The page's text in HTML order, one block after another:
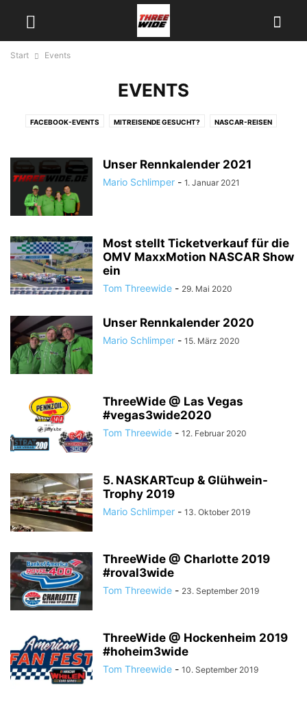
Start Events
EVENTS
FACEBOOK-EVENTS MITREISENDE GESUCHT? NASCAR-REISEN
Unser Rennkalender 2021
Mario Schlimper - 1. Januar 2021
Most stellt Ticketverkauf für die
OMV MaxxMotion NASCAR Show
ein
Tom Threewide - 29. Mai 2020
Unser Rennkalender 2020
Mario Schlimper - 15. März 2020
ThreeWide @ Las Vegas
#vegas3wide2020
Tom Threewide - 12. Februar 2020
5. NASKARTcup & Glühwein-
Trophy 2019
Mario Schlimper - 13. Oktober 2019
ThreeWide @ Charlotte 2019
#roval3wide
Tom Threewide - 23. September 2019
ThreeWide @ Hockenheim 2019
#hoheim3wide
Tom Threewide - 10. September 2019